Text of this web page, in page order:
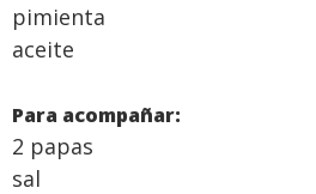
pimienta
aceite
Para acompañar:
2 papas
sal